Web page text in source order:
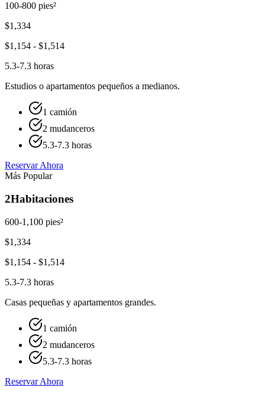
100-800 pies²
$1,334
$1,154 - $1,514
5.3-7.3 horas
Estudios o apartamentos pequeños a medianos.
1 camión
2 mudanceros
5.3-7.3 horas
Reservar Ahora
Más Popular
2Habitaciones
600-1,100 pies²
$1,334
$1,154 - $1,514
5.3-7.3 horas
Casas pequeñas y apartamentos grandes.
1 camión
2 mudanceros
5.3-7.3 horas
Reservar Ahora